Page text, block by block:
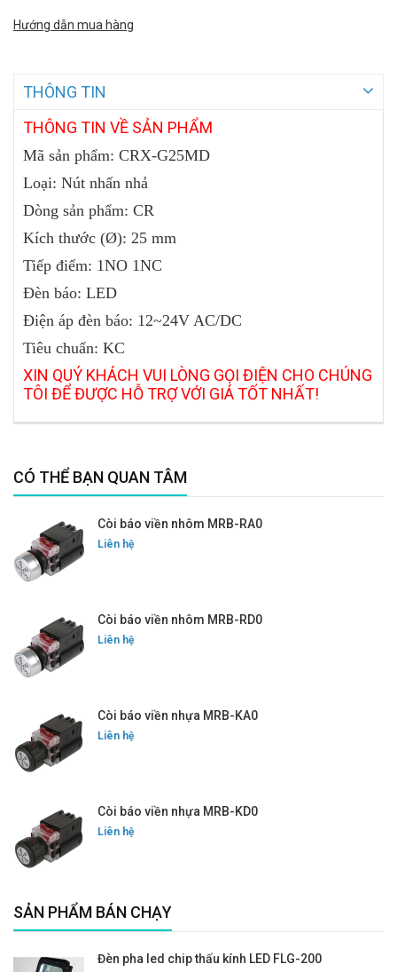
Hướng dẫn mua hàng
THÔNG TIN
THÔNG TIN VỀ SẢN PHẨM
Mã sản phẩm: CRX-G25MD
Loại: Nút nhấn nhả
Dòng sản phẩm: CR
Kích thước (Ø): 25 mm
Tiếp điểm: 1NO 1NC
Đèn báo: LED
Điện áp đèn báo: 12~24V AC/DC
Tiêu chuẩn: KC
XIN QUÝ KHÁCH VUI LÒNG GỌI ĐIỆN CHO CHÚNG
TÔI ĐỂ ĐƯỢC HỖ TRỢ VỚI GIÁ TỐT NHẤT!
CÓ THỂ BẠN QUAN TÂM
Còi báo viền nhôm MRB-RA0
Liên hệ
Còi báo viền nhôm MRB-RD0
Liên hệ
Còi báo viền nhựa MRB-KA0
Liên hệ
Còi báo viền nhựa MRB-KD0
Liên hệ
SẢN PHẨM BÁN CHẠY
Đèn pha led chip thấu kính LED FLG-200